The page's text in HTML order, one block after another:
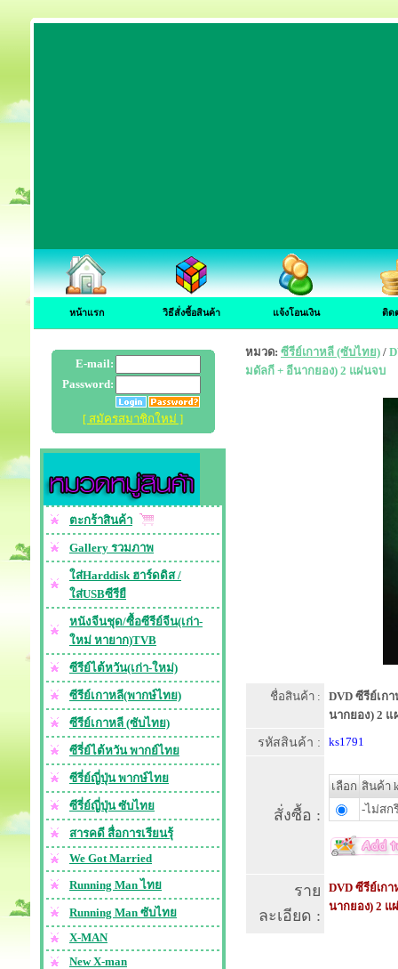
หน้าแรก วิธีสั่งซื้อสินค้า แจ้งโอนเงิน ติด
E-mail:
Password:
[ สมัครสมาชิกใหม่ ]
ตะกร้าสินค้า
Gallery รวมภาพ
ใส่Harddisk ฮาร์ดดิส /
ใส่USBซีรียื
หนังจีนชุด/ซื้อซีรีย์จีน(เก่า-
ใหม่ หายาก)TVB
ซีรีย์ไต้หวัน(เก่า-ใหม่)
ซีรีย์เกาหลี(พากษ์ไทย)
ซีรีย์เกาหลี (ซับไทย)
ซีรี่ย์ไต้หวัน พากย์ไทย
ซีรี่ย์ญี่ปุ่น พากษ์ไทย
ซีรี่ย์ญี่ปุ่น ซับไทย
สารคดี สื่อการเรียนรุ้
We Got Married
Running Man ไทย
Running Man ซับไทย
X-MAN
New X-man
หมวด: ซีรีย์เกาหลี (ซับไทย) /
มดัลกี + อีนากยอง) 2 แผ่นจบ
ชื่อสินค้า :
DVD ซีรีย์เก
นากยอง) 2 แ
รหัสสินค้า : ks1791
สั่งซื้อ :
เลือก สินค้า
-ไม่สก
ราย
ละเอียด :
DVD ซีรีย์เก
นากยอง) 2 แ